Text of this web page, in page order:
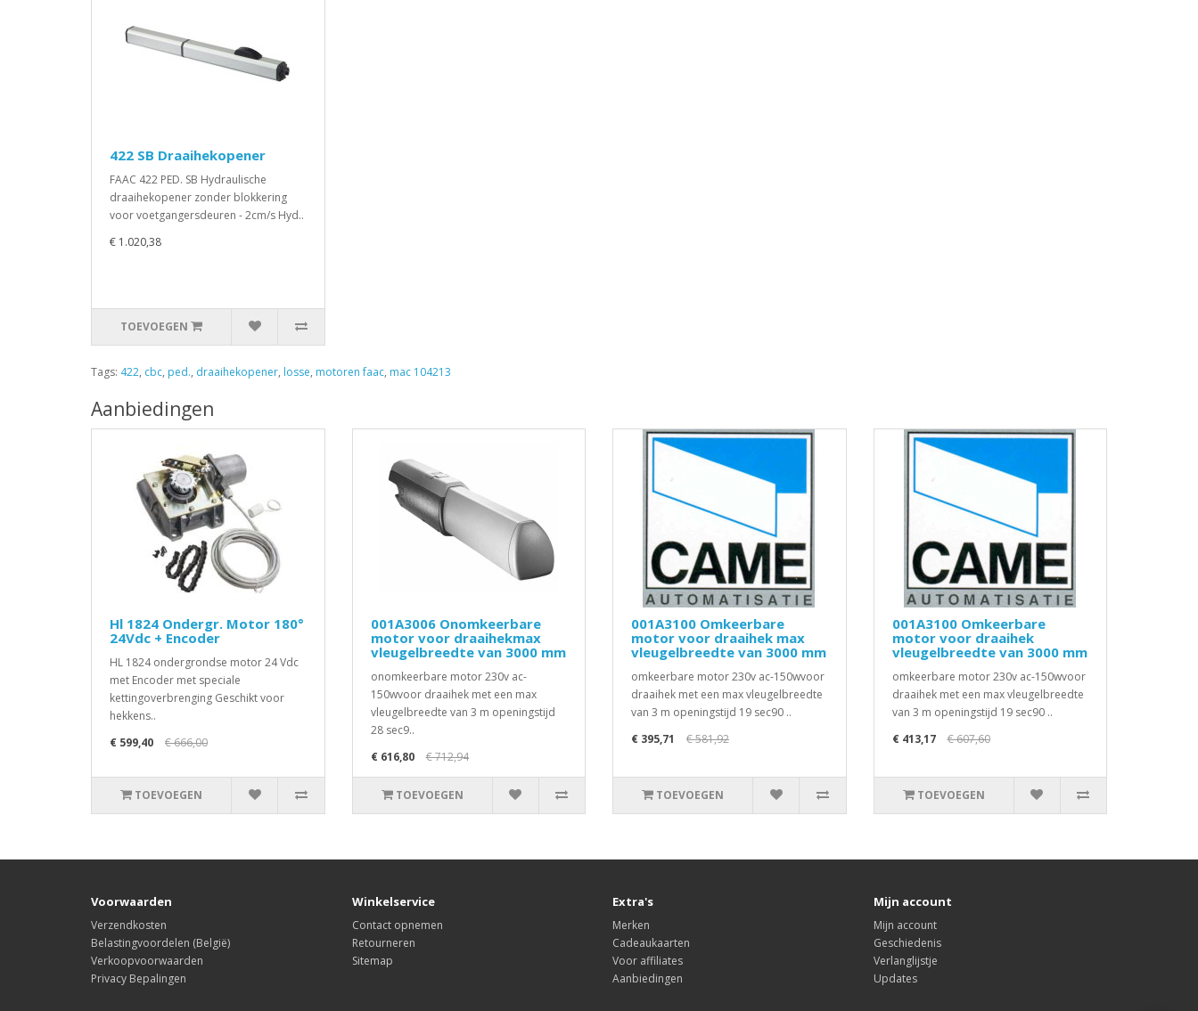
422 SB Draaihekopener
FAAC 422 PED. SB Hydraulische
draaihekopener zonder blokkering
voor voetgangersdeuren - 2cm/s Hyd..
€ 1.020,38
TOEVOEGEN
Tags: 422, cbc, ped., draaihekopener, losse, motoren faac, mac 104213
Aanbiedingen
Hl 1824 Ondergr. Motor 180°
24Vdc + Encoder
HL 1824 ondergrondse motor 24 Vdc
met Encoder met speciale
kettingoverbrenging Geschikt voor
hekkens..
€ 599,40
€ 666,00
TOEVOEGEN
001A3006 Onomkeerbare
motor voor draaihekmax
vleugelbreedte van 3000 mm
onomkeerbare motor 230v ac-
150wvoor draaihek met een max
vleugelbreedte van 3 m openingstijd
28 sec9..
€ 616,80
€ 712,94
TOEVOEGEN
001A3100 Omkeerbare
motor voor draaihek max
vleugelbreedte van 3000 mm
omkeerbare motor 230v ac-150wvoor
draaihek met een max vleugelbreedte
van 3 m openingstijd 19 sec90 ..
€ 395,71
€ 581,92
TOEVOEGEN
001A3100 Omkeerbare
motor voor draaihek
vleugelbreedte van 3000 mm
omkeerbare motor 230v ac-150wvoor
draaihek met een max vleugelbreedte
van 3 m openingstijd 19 sec90 ..
€ 413,17
€ 607,60
TOEVOEGEN
Voorwaarden
Verzendkosten
Belastingvoordelen (België)
Verkoopvoorwaarden
Privacy Bepalingen
Winkelservice
Contact opnemen
Retourneren
Sitemap
Extra's
Merken
Cadeaukaarten
Voor affiliates
Aanbiedingen
Mijn account
Mijn account
Geschiedenis
Verlanglijstje
Updates